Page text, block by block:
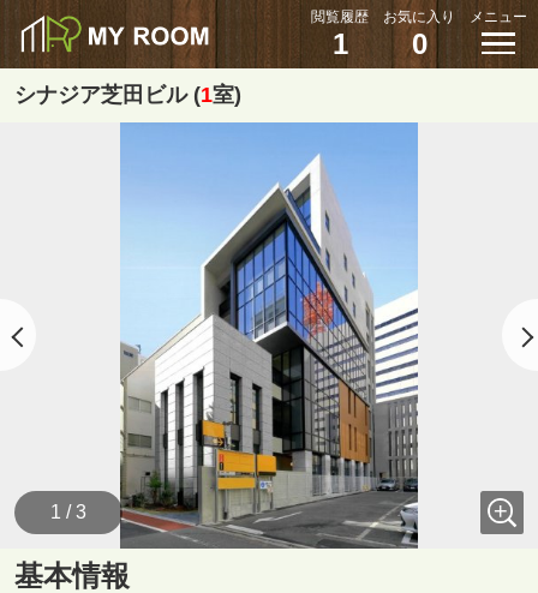
閲覧履歴
1
お気に入り
0
メニュー
シナジア芝田ビル (1室)
1 / 3
基本情報